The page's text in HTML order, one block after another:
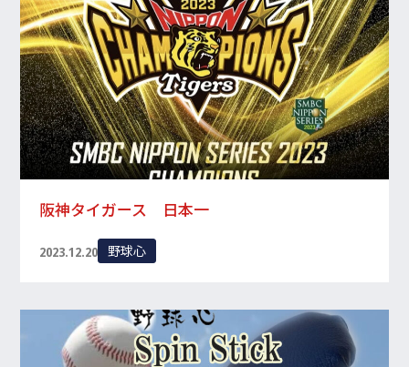
阪神タイガース 日本一
2023.12.20 野球心